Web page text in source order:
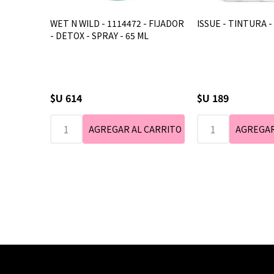
WET N WILD - 1114472 - FIJADOR
- DETOX - SPRAY - 65 ML
$U 614
ISSUE - TINTURA -
$U 189